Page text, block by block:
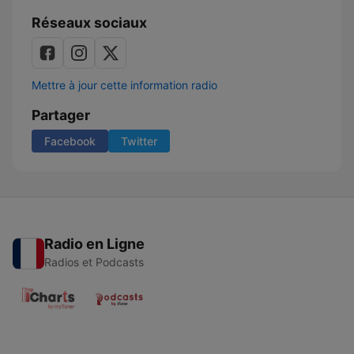
Réseaux sociaux
Mettre à jour cette information radio
Partager
Facebook Twitter
Radio en Ligne
Radios et Podcasts